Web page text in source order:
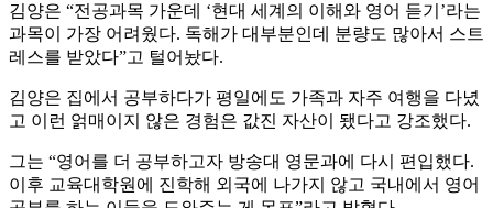
김양은 “전공과목 가운데 ‘현대 세계의 이해와 영어 듣기’라는
과목이 가장 어려웠다. 독해가 대부분인데 분량도 많아서 스트
레스를 받았다”고 털어놨다.
김양은 집에서 공부하다가 평일에도 가족과 자주 여행을 다녔
고 이런 얽매이지 않은 경험은 값진 자산이 됐다고 강조했다.
그는 “영어를 더 공부하고자 방송대 영문과에 다시 편입했다.
이후 교육대학원에 진학해 외국에 나가지 않고 국내에서 영어